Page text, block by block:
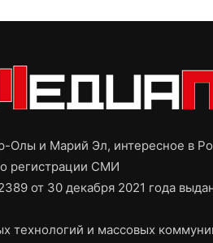
Олы и Марий Эл, интересное в
регистрации СМИ
от 30 декабря 2021 года
технологий и массовых